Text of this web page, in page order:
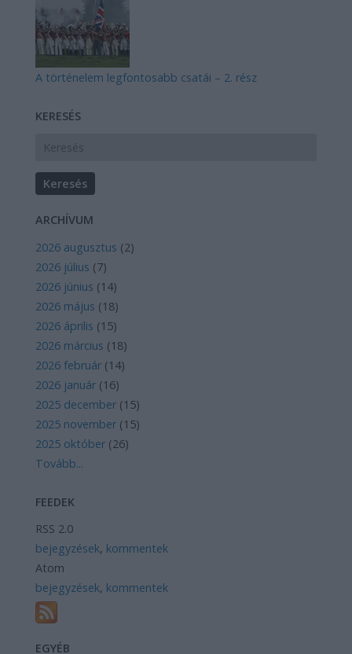
A történelem legfontosabb csatái – 2. rész
KERESÉS
ARCHÍVUM
2026 augusztus (2)
2026 július (7)
2026 június (14)
2026 május (18)
2026 április (15)
2026 március (18)
2026 február (14)
2026 január (16)
2025 december (15)
2025 november (15)
2025 október (26)
Tovább...
FEEDEK
RSS 2.0
bejegyzések, kommentek
Atom
bejegyzések, kommentek
EGYÉB